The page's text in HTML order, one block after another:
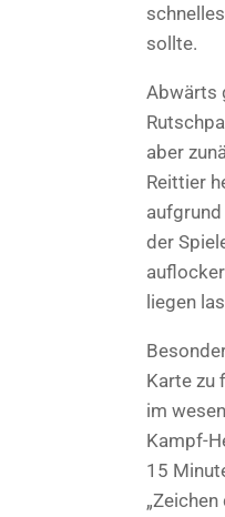
sollte.
Abwärts
aber
Reittier
der
liegen
Karte zu
im
Kampf-
15